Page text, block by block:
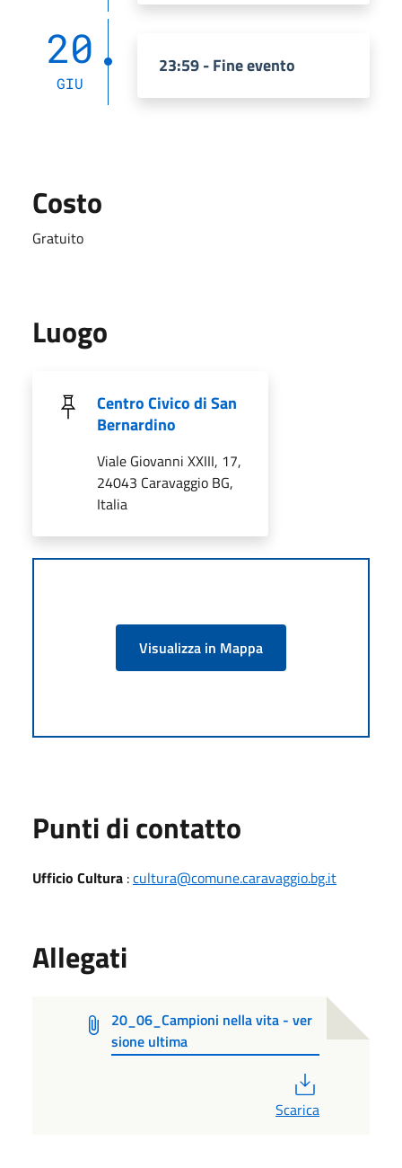
20
GIU
23:59 - Fine evento
Costo
Gratuito
Luogo
Centro Civico di San
Bernardino
Viale Giovanni XXIII, 17,
24043 Caravaggio BG,
Italia
Visualizza in Mappa
Punti di contatto
Ufficio Cultura :cultura@comune.caravaggio.bg.it
Allegati
20_06_Campioni nella vita - ver
sione ultima
Scarica